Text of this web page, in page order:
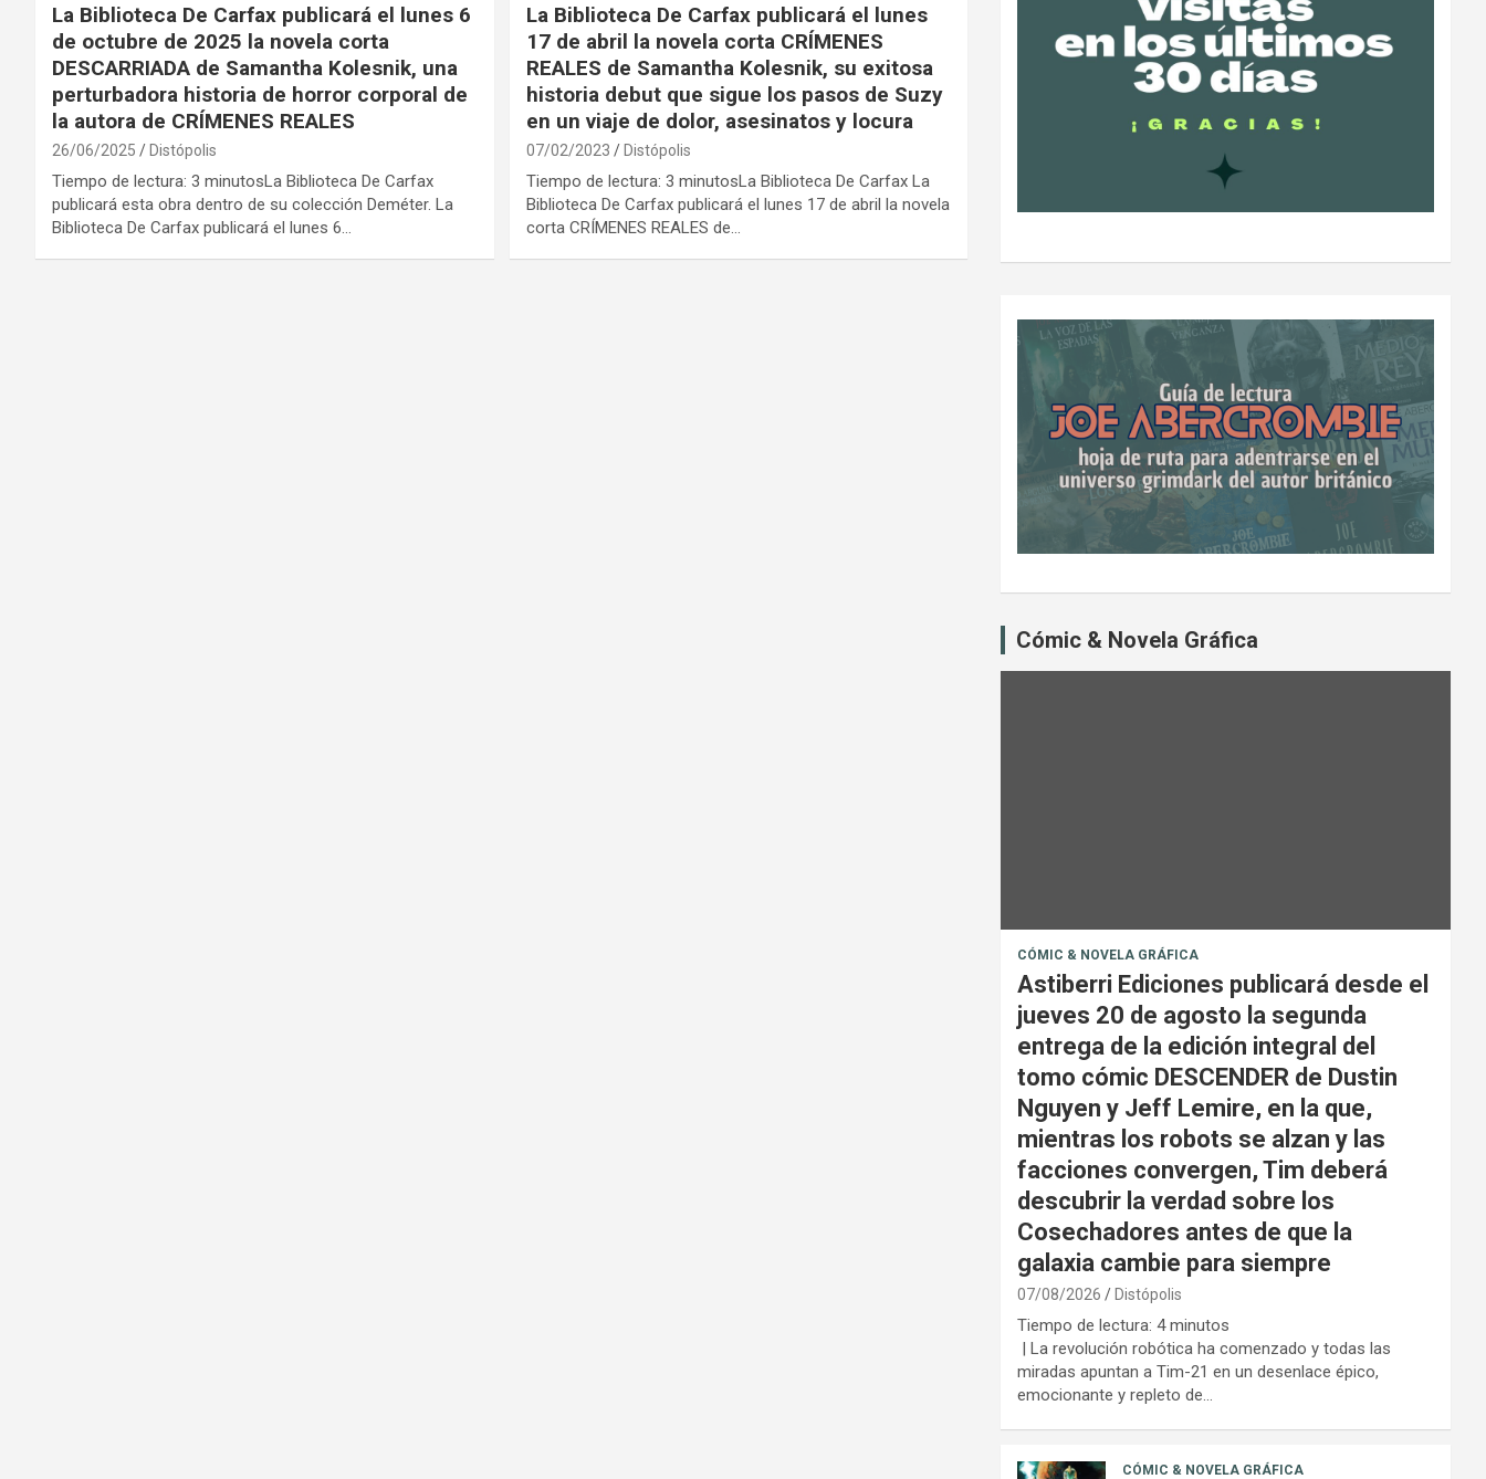
La Biblioteca De Carfax publicará el lunes 6
de octubre de 2025 la novela corta
DESCARRIADA de Samantha Kolesnik, una
perturbadora historia de horror corporal de
la autora de CRÍMENES REALES
26/06/2025 Distópolis
Tiempo de lectura: 3 minutosLa Biblioteca De Carfax
publicará esta obra dentro de su colección Deméter. La
Biblioteca De Carfax publicará el lunes 6…
La Biblioteca De Carfax publicará el lunes
17 de abril la novela corta CRÍMENES
REALES de Samantha Kolesnik, su exitosa
historia debut que sigue los pasos de Suzy
en un viaje de dolor, asesinatos y locura
07/02/2023 Distópolis
Tiempo de lectura: 3 minutosLa Biblioteca De Carfax La
Biblioteca De Carfax publicará el lunes 17 de abril la novela
corta CRÍMENES REALES de…
Cómic & Novela Gráfica
CÓMIC & NOVELA GRÁFICA
Astiberri Ediciones publicará desde el
jueves 20 de agosto la segunda
entrega de la edición integral del
tomo cómic DESCENDER de Dustin
Nguyen y Jeff Lemire, en la que,
mientras los robots se alzan y las
facciones convergen, Tim deberá
descubrir la verdad sobre los
Cosechadores antes de que la
galaxia cambie para siempre
07/08/2026 Distópolis
Tiempo de lectura: 4 minutos
| La revolución robótica ha comenzado y todas las
miradas apuntan a Tim-21 en un desenlace épico,
emocionante y repleto de…
CÓMIC & NOVELA GRÁFICA